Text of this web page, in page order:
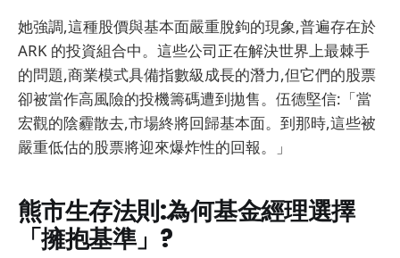
她強調,這種股價與基本面嚴重脫鉤的現象,普遍存在於
ARK 的投資組合中。這些公司正在解決世界上最棘手
的問題,商業模式具備指數級成長的潛力,但它們的股票
卻被當作高風險的投機籌碼遭到拋售。伍德堅信:「當
宏觀的陰霾散去,市場終將回歸基本面。到那時,這些被
嚴重低估的股票將迎來爆炸性的回報。」
熊市生存法則:為何基金經理選擇
「擁抱基準」?